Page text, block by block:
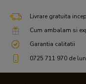
Livrare gratuita
Cum ambalam si
Garantia calitatii
0725 711 970 de